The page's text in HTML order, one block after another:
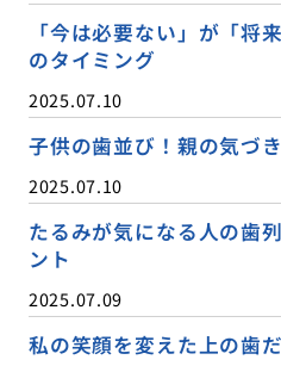
「今は必要ない」が「将
のタイミング
2025.07.10
子供の歯並び！親の気づ
2025.07.10
たるみが気になる人の歯
ント
2025.07.09
私の笑顔を変えた上の歯